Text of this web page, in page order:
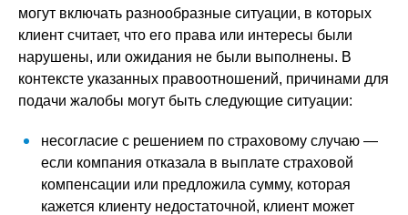
могут включать разнообразные ситуации, в которых
клиент считает, что его права или интересы были
нарушены, или ожидания не были выполнены. В
контексте указанных правоотношений, причинами для
подачи жалобы могут быть следующие ситуации:
несогласие с решением по страховому случаю —
если компания отказала в выплате страховой
компенсации или предложила сумму, которая
кажется клиенту недостаточной, клиент может